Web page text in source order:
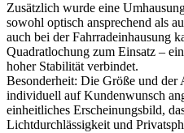
Zusätzlich wurde eine
sowohl optisch ansprechend als
auch bei der Fahrradeinhausung
Quadratlochung zum Einsatz –
hoher Stabilität verbindet.
Besonderheit: Die Größe und der
individuell auf Kundenwunsch
einheitliches Erscheinungsbild,
Lichtdurchlässigkeit und